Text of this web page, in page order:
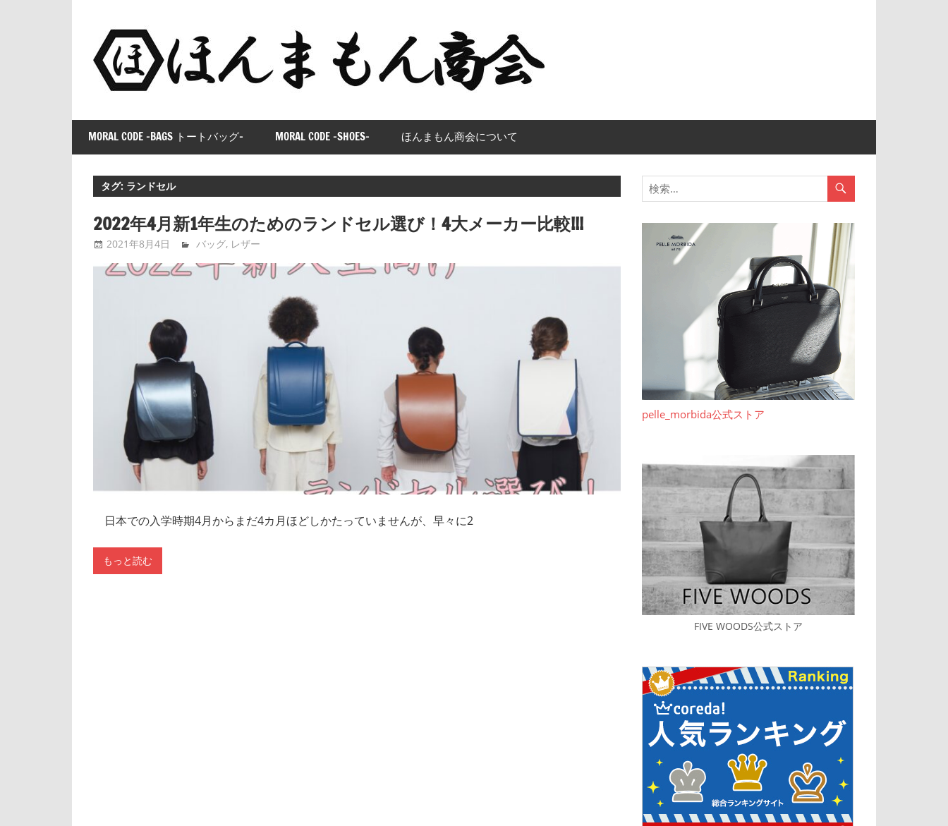
ス
ッ
ん
商
会
MORAL CODE -BAGS トートバッグ- MORAL CODE -SHOES- ほんまもん商会について
タグ: ランドセル
2022年4月新1年生のためのランドセル選び！4大メーカー比較!!!
2021年8月4日 tntimdynamaite
バッグ, レザー
日本での入学時期4月からまだ4カ月ほどしかたっていませんが、早々に2
もっと読む
pelle_morbida公式ストア
FIVE WOODS公式ストア